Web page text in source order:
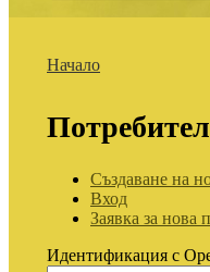
Начало
Създаване на
Вход
Заявка за нова
Идентификация с